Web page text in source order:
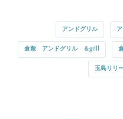
アンドグリル
倉敷 アンドグリル ＆grill
玉島リリ